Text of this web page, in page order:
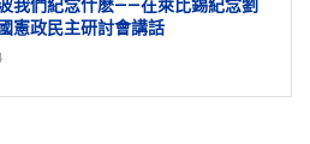
我們紀念什麽——在萊比錫紀念劉
憲政民主研討會講話